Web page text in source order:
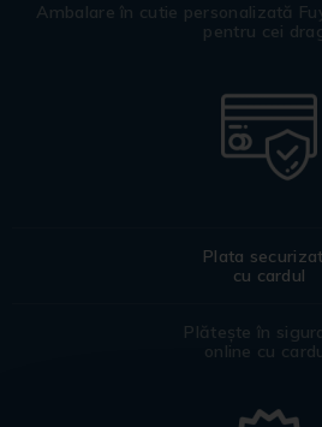
Ambalare în cutie personalizată
pentru cei
Plata
cu cardul
Plătește în
online cu